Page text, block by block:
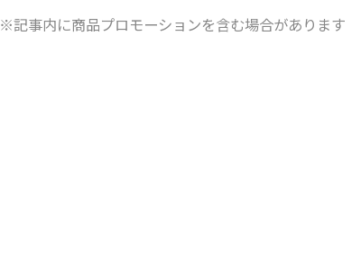
※記事内に商品プロモーションを含む場合があります